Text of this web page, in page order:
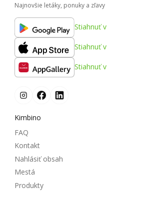
Najnovšie letáky, ponuky a zľavy
Stiahnuť v
Stiahnuť v
Stiahnuť v
Kimbino
FAQ
Kontakt
Nahlásiť obsah
Mestá
Produkty